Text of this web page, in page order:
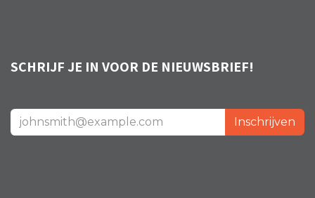
SCHRIJF JE IN VOOR DE NIEUWSBRIEF!
Inschrijven